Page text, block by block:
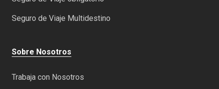
Seguro de Viaje Multidestino
Sobre Nosotros
Trabaja con Nosotros